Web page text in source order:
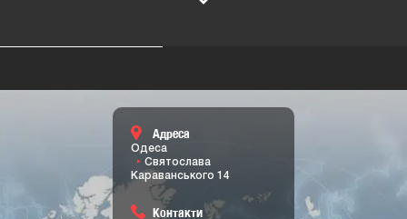
Адреса
Одеса
Святослава
Караванського 14
Контакти